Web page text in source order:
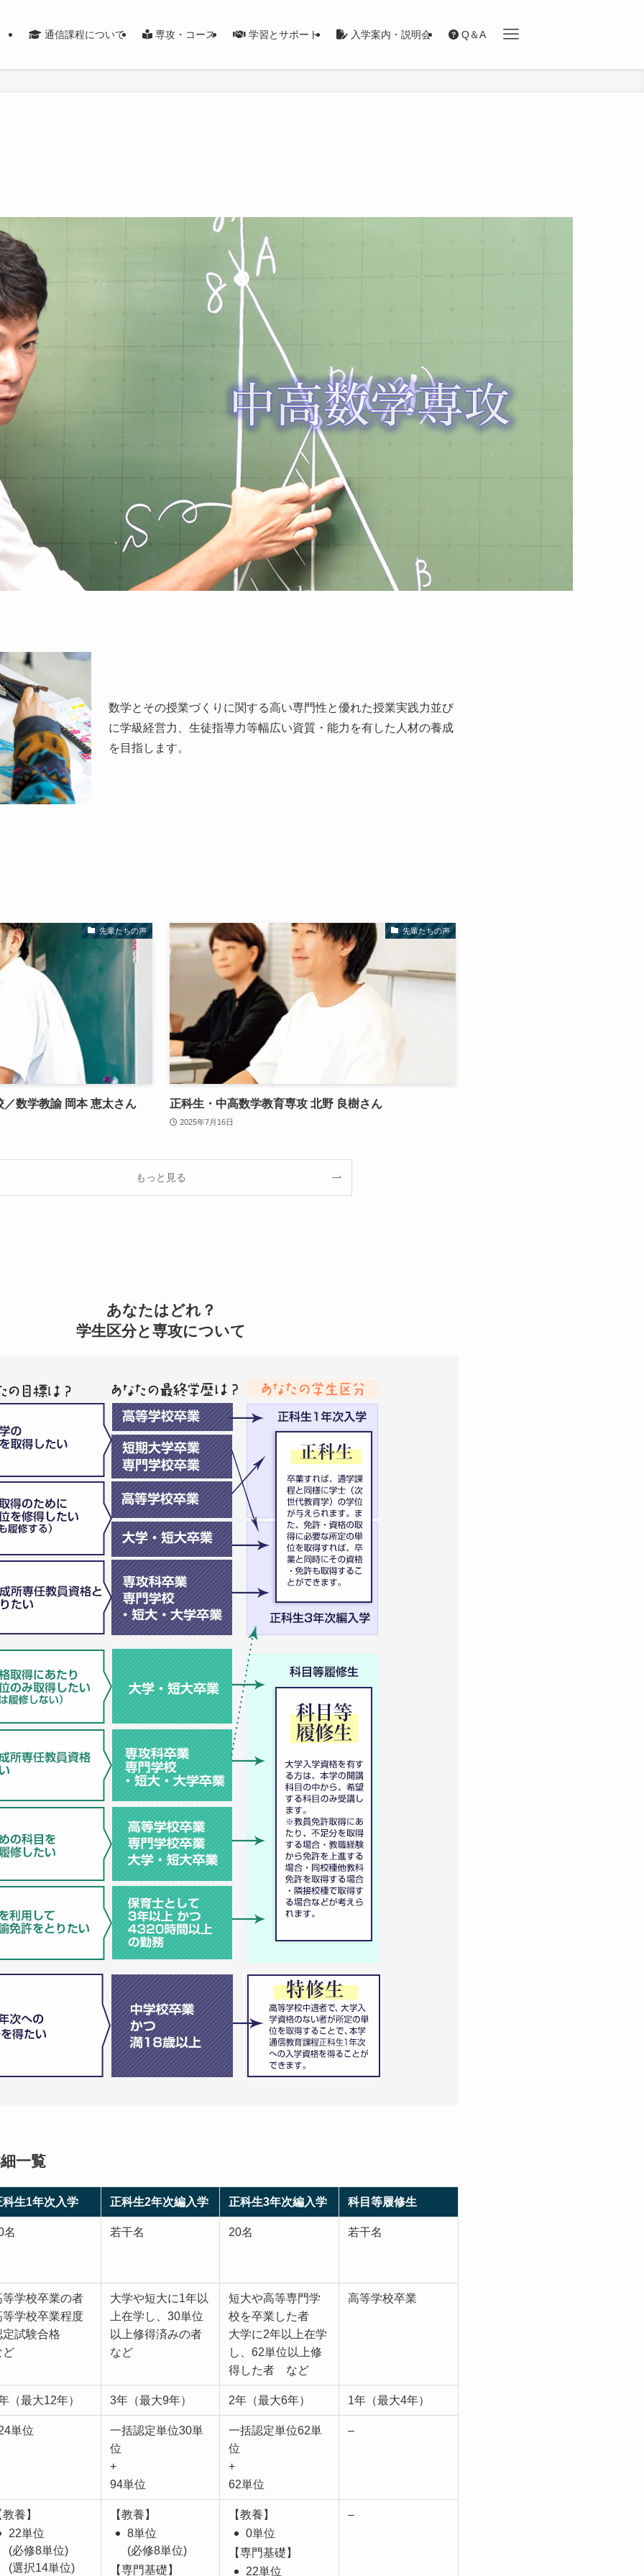
通信課程について 専攻・コース 学習とサポート 入学案内・説明会 Q＆A
数学とその授業づくりに関する高い専門性と優れた授業実践力並び
に学級経営力、生徒指導力等幅広い資質・能力を有した人材の養成
を目指します。
先輩たちの声
数学教諭 岡本 恵太さん
先輩たちの声
正科生・中高数学教育専攻 北野 良樹さん
2025年7月16日
もっと見る
あなたはどれ？
学生区分と専攻について
一覧
科生1年次入学 正科生2年次編入学 正科生3年次編入学 科目等履修生
名 若干名 20名 若干名
等学校卒業の者
等学校卒業程度
定試験合格
ど
大学や短大に1年以
上在学し、30単位
以上修得済みの者
など
短大や高等専門学
校を卒業した者
大学に2年以上在学
し、62単位以上修
得した者 など
高等学校卒業
（最大12年） 3年（最大9年） 2年（最大6年） 1年（最大4年）
単位
一括認定単位30単
位
+
94単位
一括認定単位62単
位
+
62単位
–
養】
22単位
(必修8単位)
(選択14単位)
【教養】
8単位
(必修8単位)
【専門基礎】
【教養】
0単位
【専門基礎】
22単位
–